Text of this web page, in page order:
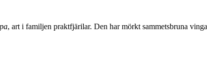
, art i familjen praktfjärilar. Den har mörkt sammetsbruna